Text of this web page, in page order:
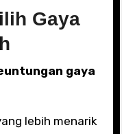
Gaya
gaya
lebih menarik